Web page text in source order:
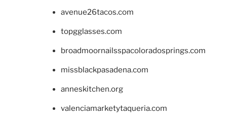
avenue26tacos.com
topgglasses.com
broadmoornailsspacoloradosprings.com
missblackpasadena.com
anneskitchen.org
valenciamarketytaqueria.com